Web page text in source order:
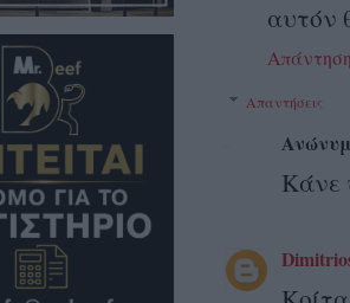
αυτόν
Απαντήσεις
Κάνε